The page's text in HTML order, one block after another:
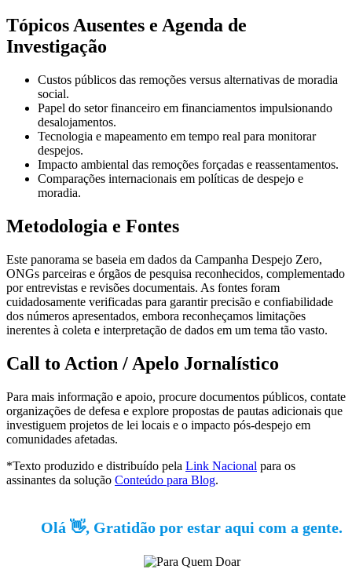
Tópicos Ausentes e Agenda de
Investigação
Custos públicos das remoções versus alternativas de moradia
social.
Papel do setor financeiro em financiamentos impulsionando
desalojamentos.
Tecnologia e mapeamento em tempo real para monitorar
despejos.
Impacto ambiental das remoções forçadas e reassentamentos.
Comparações internacionais em políticas de despejo e
moradia.
Metodologia e Fontes
Este panorama se baseia em dados da Campanha Despejo Zero,
ONGs parceiras e órgãos de pesquisa reconhecidos, complementado
por entrevistas e revisões documentais. As fontes foram
cuidadosamente verificadas para garantir precisão e confiabilidade
dos números apresentados, embora reconheçamos limitações
inerentes à coleta e interpretação de dados em um tema tão vasto.
Call to Action / Apelo Jornalístico
Para mais informação e apoio, procure documentos públicos, contate
organizações de defesa e explore propostas de pautas adicionais que
investiguem projetos de lei locais e o impacto pós-despejo em
comunidades afetadas.
*Texto produzido e distribuído pela Link Nacional para os
assinantes da solução Conteúdo para Blog.
Olá 👋, Gratidão por estar aqui com a gente.